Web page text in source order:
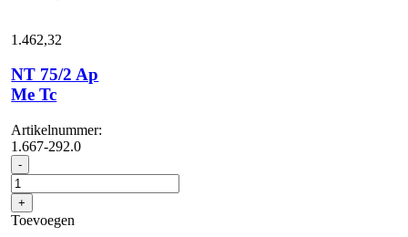
aantal
1.462,32
NT 75/2 Ap
Me Tc
Artikelnummer:
1.667-292.0
- NT
75/2
Ap
Me
Tc
+
Toevoegen